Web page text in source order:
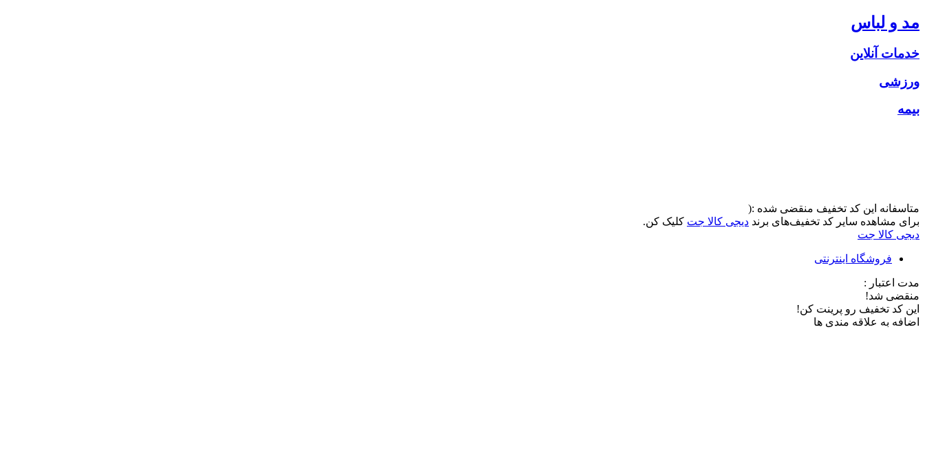
مد و لباس
خدمات آنلاین
ورزشی
بیمه
متاسفانه این کد تخفیف منقضی شده :(
برای مشاهده سایر کد تخفیف‌های برند دیجی کالا جت کلیک کن.
دیجی کالا جت
فروشگاه اینترنتی
مدت اعتبار :
منقضی شد!
این کد تخفیف رو پرینت کن!
اضافه به علاقه مندی ها